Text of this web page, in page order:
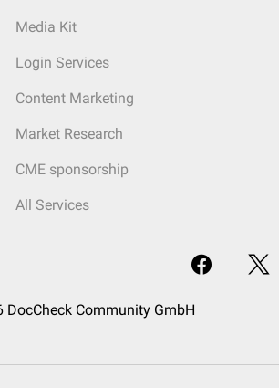
Media Kit
Login Services
Content Marketing
Market Research
CME sponsorship
All Services
DocCheck Community GmbH